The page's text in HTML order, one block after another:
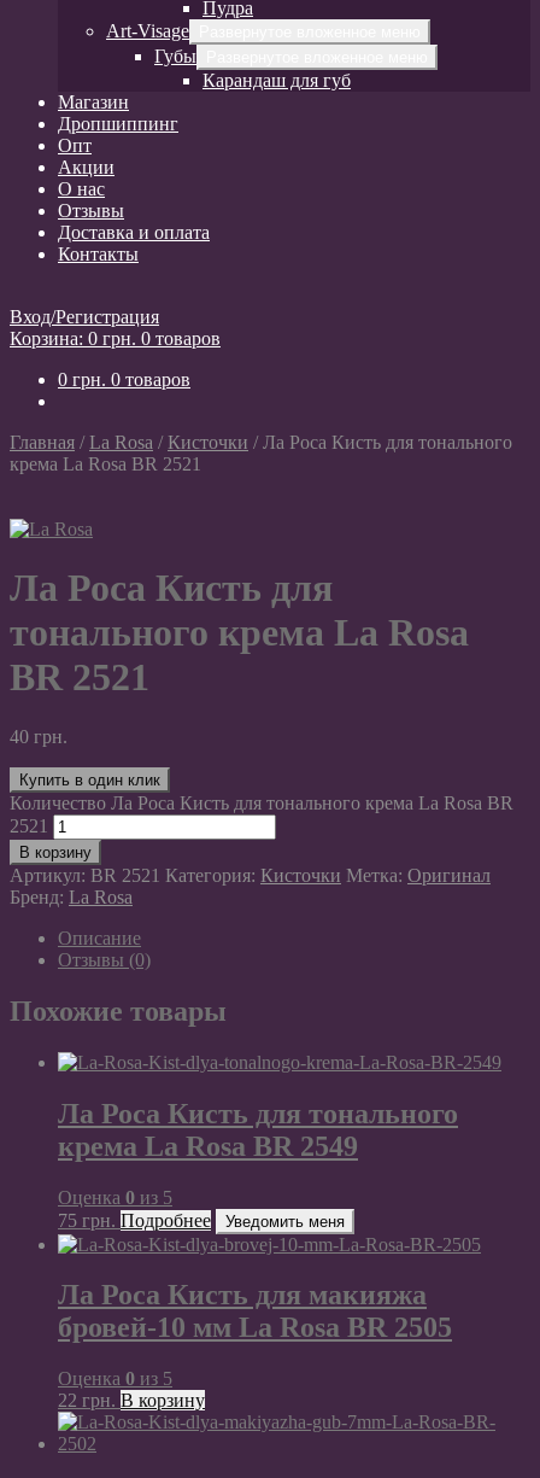
Пудра
Art-Visage
Губы
Карандаш для губ
Магазин
Дропшиппинг
Опт
Акции
О нас
Отзывы
Доставка и оплата
Контакты
Вход/Регистрация
Корзина: 0 грн. 0 товаров
0 грн. 0 товаров
Главная /La Rosa /Кисточки /Ла Роса Кисть для тонального
крема La Rosa BR 2521
Ла Роса Кисть для
тонального крема La Rosa
BR 2521
40 грн.
Купить в один клик
Количество Ла Роса Кисть для тонального крема La Rosa BR
2521
В корзину
Артикул: BR 2521 Категория: Кисточки Метка: Оригинал
Бренд: La Rosa
Описание
Отзывы (0)
Похожие товары
Ла Роса Кисть для тонального
крема La Rosa BR 2549
Оценка 0 из 5
75 грн. Подробнее Уведомить меня
Ла Роса Кисть для макияжа
бровей-10 мм La Rosa BR 2505
Оценка 0 из 5
22 грн. В корзину